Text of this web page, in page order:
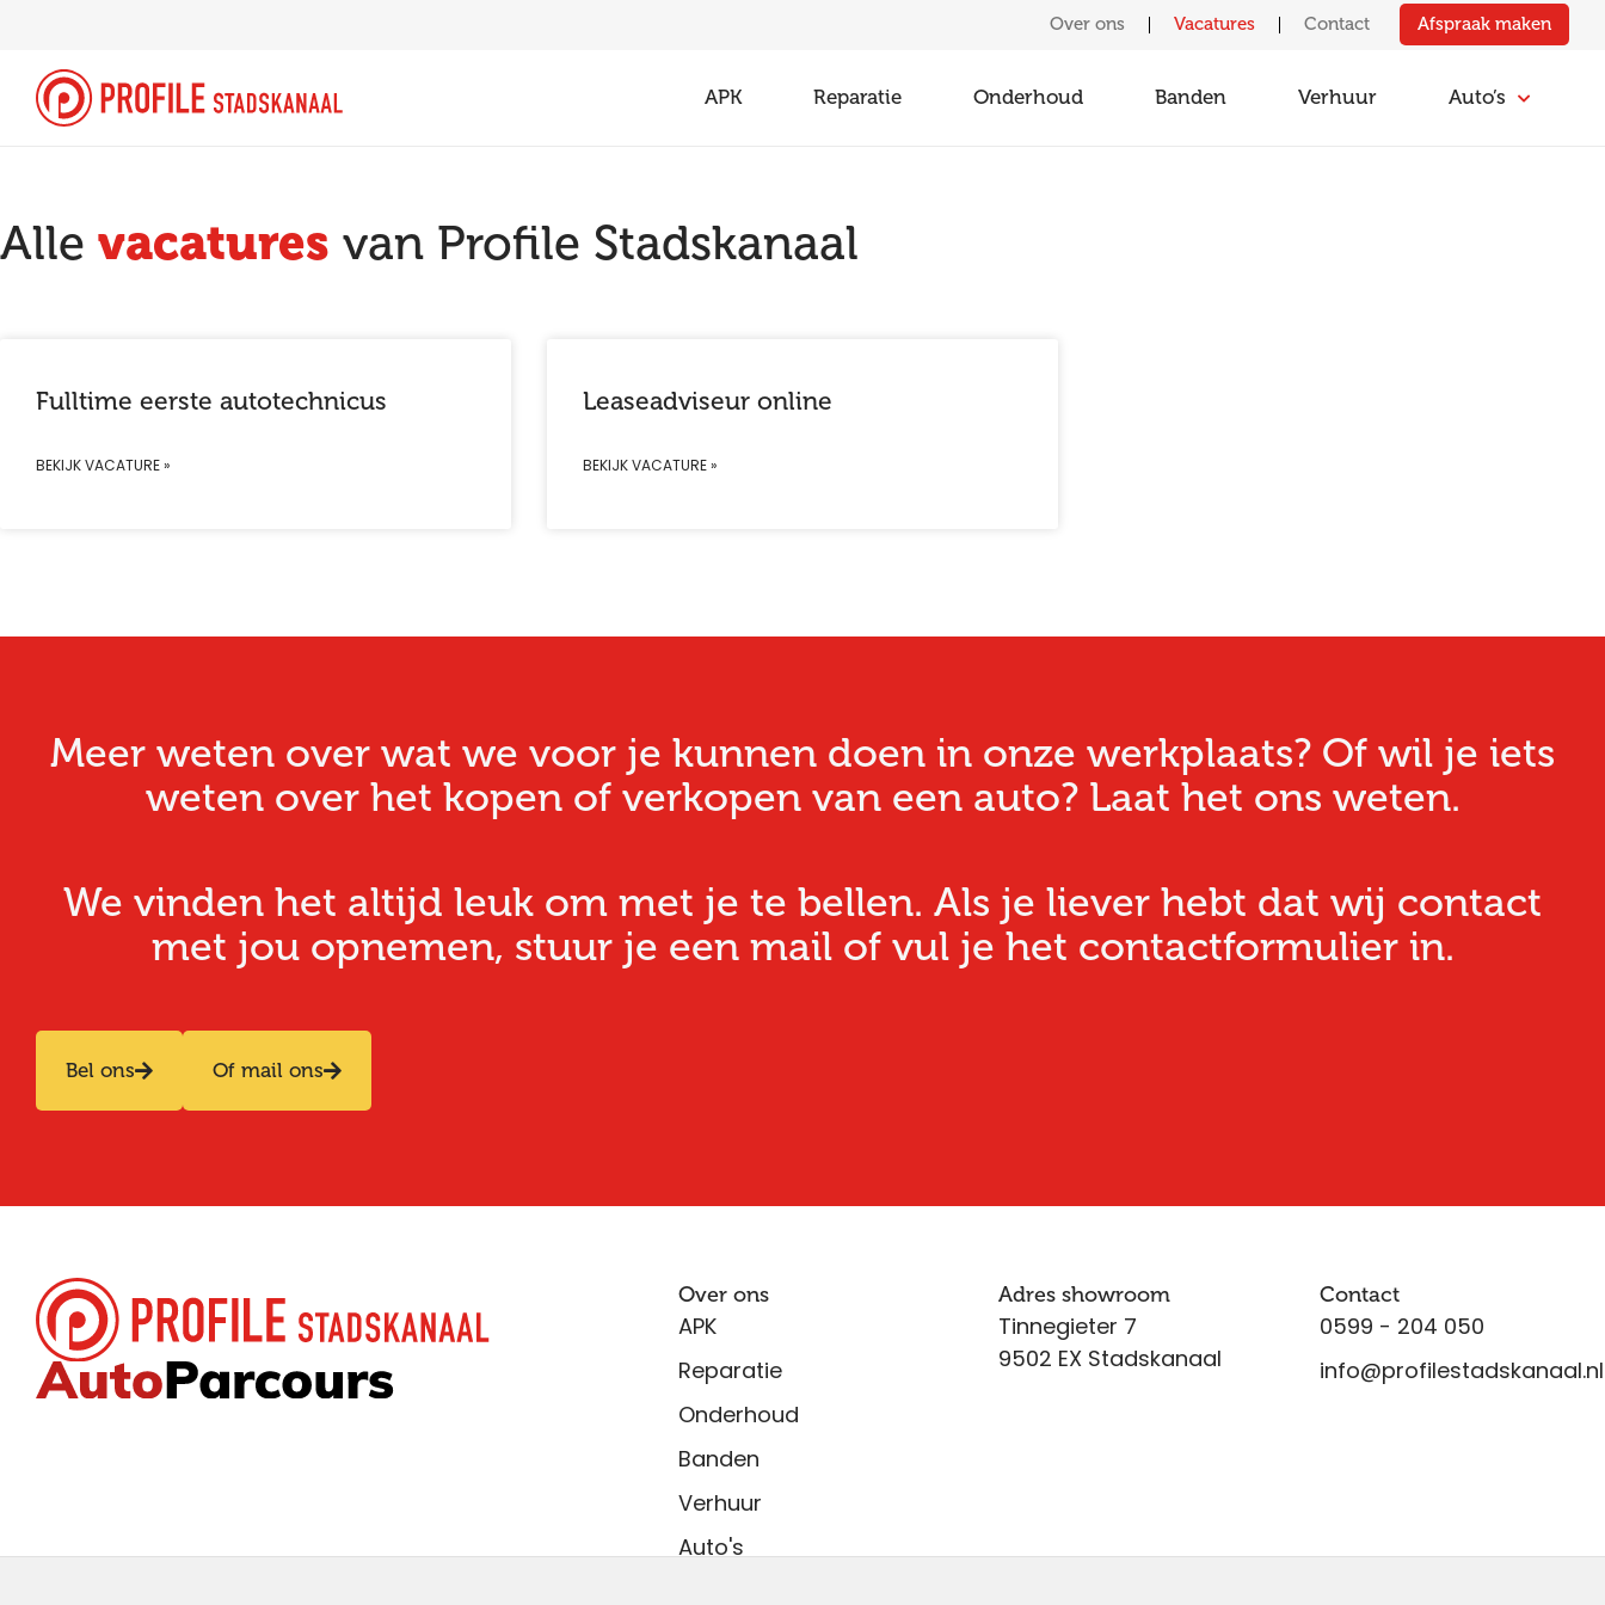
Over ons Vacatures Contact Afspraak maken
APK Reparatie Onderhoud Banden Verhuur Auto’s
Alle vacatures van Profile Stadskanaal
Fulltime eerste autotechnicus
BEKIJK VACATURE »
Leaseadviseur online
BEKIJK VACATURE »
Meer weten over wat we voor je kunnen doen in onze werkplaats? Of wil je iets
weten over het kopen of verkopen van een auto? Laat het ons weten.
We vinden het altijd leuk om met je te bellen. Als je liever hebt dat wij contact
met jou opnemen, stuur je een mail of vul je het contactformulier in.
Bel ons Of mail ons
Over ons
APK
Reparatie
Onderhoud
Banden
Verhuur
Auto's
Adres showroom
Tinnegieter 7
9502 EX Stadskanaal
Contact
0599 - 204 050
info@profilestadskanaal.nl